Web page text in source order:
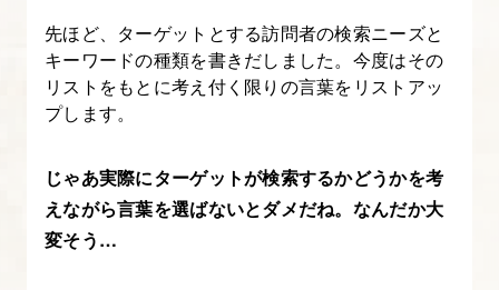
先ほど、ターゲットとする訪問者の検索ニーズと
キーワードの種類を書きだしました。今度はその
リストをもとに考え付く限りの言葉をリストアッ
プします。
じゃあ実際にターゲットが検索するかどうかを考
えながら言葉を選ばないとダメだね。なんだか大
変そう…